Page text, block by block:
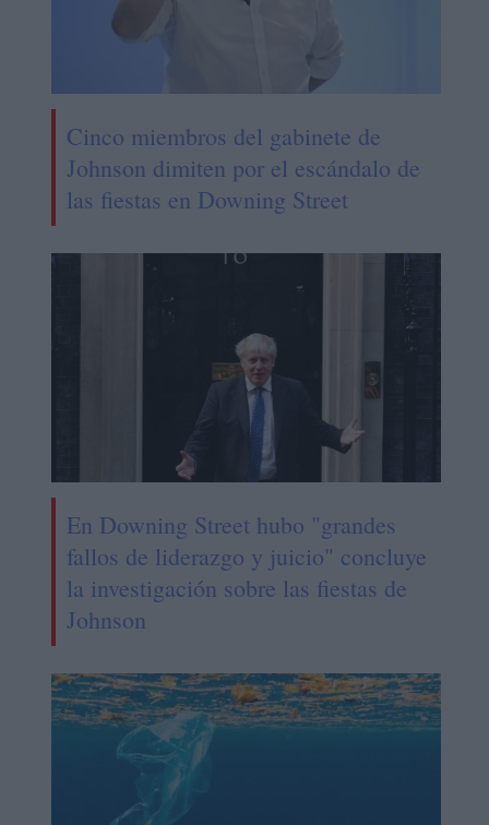
Cinco miembros del gabinete de
Johnson dimiten por el escándalo de
las fiestas en Downing Street
En Downing Street hubo "grandes
fallos de liderazgo y juicio" concluye
la investigación sobre las fiestas de
Johnson